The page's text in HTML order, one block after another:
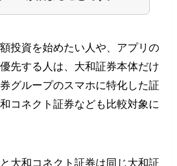
投資を始めたい人や、アプリの
先する人は、大和証券本体だけ
グループのスマホに特化した証
コネクト証券なども比較対象に
大和コネクト証券は同じ大和証